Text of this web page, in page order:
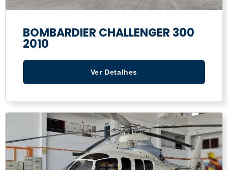
BOMBARDIER CHALLENGER 300
2010
Ver Detalhes